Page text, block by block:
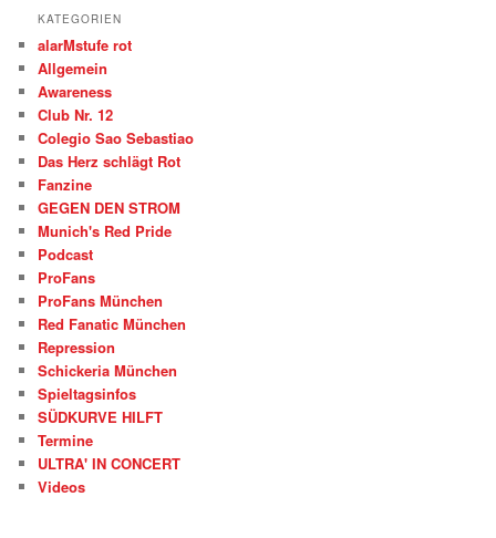
KATEGORIEN
alarMstufe rot
Allgemein
Awareness
Club Nr. 12
Colegio Sao Sebastiao
Das Herz schlägt Rot
Fanzine
GEGEN DEN STROM
Munich's Red Pride
Podcast
ProFans
ProFans München
Red Fanatic München
Repression
Schickeria München
Spieltagsinfos
SÜDKURVE HILFT
Termine
ULTRA' IN CONCERT
Videos